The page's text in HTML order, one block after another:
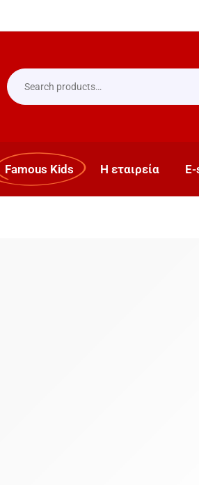
Famous Kids Η εταιρεία